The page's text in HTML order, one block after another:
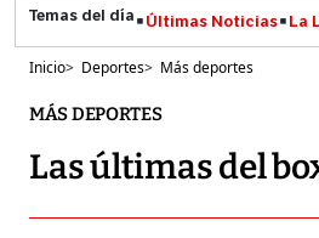
Últimas Noticias La
Inicio> Deportes> Más deportes
MÁS DEPORTES
Las últimas del